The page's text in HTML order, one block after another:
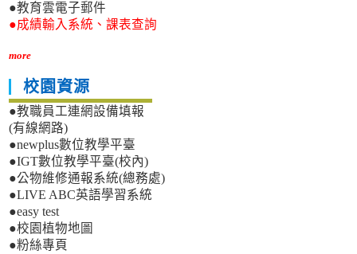
●教育雲電子郵件
●成績輸入系統、課表查詢
more
校園資源
●教職員工連網設備填報
(有線網路)
●newplus數位教學平臺
●IGT數位教學平臺(校內)
●公物維修通報系統(總務處)
●LIVE ABC英語學習系統
●easy test
●校園植物地圖
●粉絲專頁